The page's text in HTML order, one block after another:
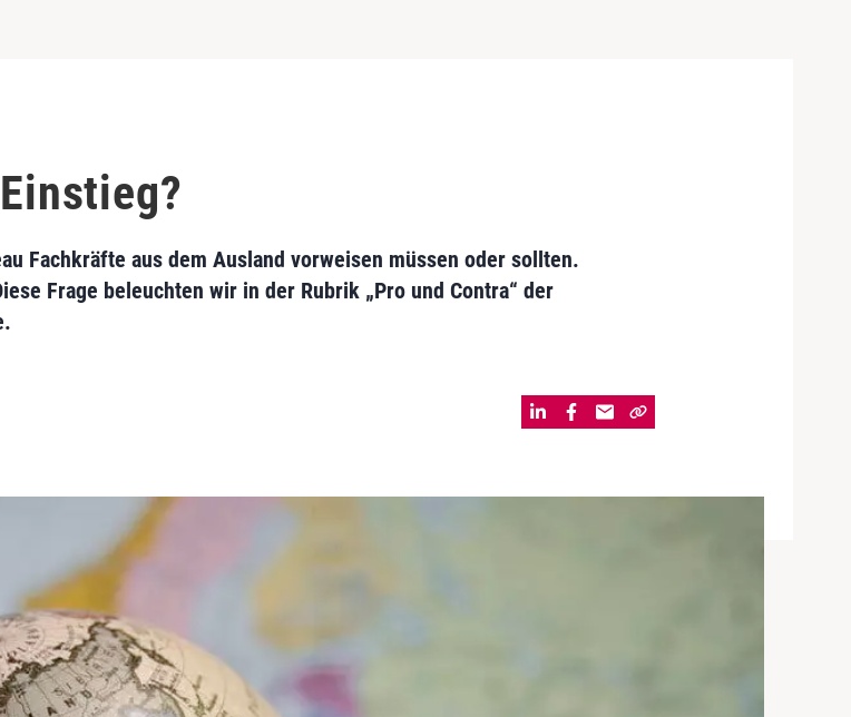
Fachkräfte aus dem Ausland vorweisen müssen oder sollten.
Frage beleuchten wir in der Rubrik „Pro und Contra“ der